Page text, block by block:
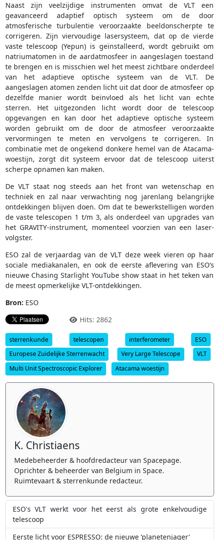
Naast zijn veelzijdige instrumenten omvat de VLT een
geavanceerd adaptief optisch systeem om de door
atmosferische turbulentie veroorzaakte beeldonscherpte te
corrigeren. Zijn viervoudige lasersysteem, dat op de vierde
vaste telescoop (Yepun) is geïnstalleerd, wordt gebruikt om
natriumatomen in de aardatmosfeer in aangeslagen toestand
te brengen en is misschien wel het meest zichtbare onderdeel
van het adaptieve optische systeem van de VLT. De
aangeslagen atomen zenden licht uit dat door de atmosfeer op
dezelfde manier wordt beïnvloed als het licht van echte
sterren. Het uitgezonden licht wordt door de telescoop
opgevangen en kan door het adaptieve optische systeem
worden gebruikt om de door de atmosfeer veroorzaakte
vervormingen te meten en vervolgens te corrigeren. In
combinatie met de ongekend donkere hemel van de Atacama-
woestijn, zorgt dit systeem ervoor dat de telescoop uiterst
scherpe opnamen kan maken.
De VLT staat nog steeds aan het front van wetenschap en
techniek en zal naar verwachting nog jarenlang belangrijke
ontdekkingen blijven doen. Om dat te bewerkstelligen worden
de vaste telescopen 1 t/m 3, als onderdeel van upgrades van
het GRAVITY-instrument, momenteel voorzien van een laser-
volgster.
ESO zal de verjaardag van de VLT deze week vieren op haar
sociale mediakanalen, en ook de eerste aflevering van ESO’s
nieuwe Chasing Starlight YouTube show staat in het teken van
de meest opmerkelijke VLT-ontdekkingen.
Bron: ESO
Hits: 2862
sterrenkunde telescopen interferometer
ESO
Europese Zuidelijke Sterrenwacht
Very Large Telescope
VLT
Multi Unit Spectroscopic Explorer
Atacama woestijn
K. Christiaens
Medebeheerder & hoofdredacteur van Spacepage.
Oprichter & beheerder van Belgium in Space.
Ruimtevaart & sterrenkunde redacteur.
ESO's VLT werkt voor het eerst als grote enkelvoudige
telescoop
Eerste licht voor ESPRESSO: de nieuwe ‘planetenjager’